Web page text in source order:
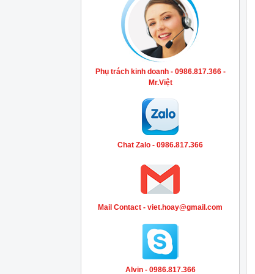
Phụ trách kinh doanh - 0986.817.366 -
Mr.Việt
Chat Zalo - 0986.817.366
Mail Contact - viet.hoay@gmail.com
Alvin - 0986.817.366